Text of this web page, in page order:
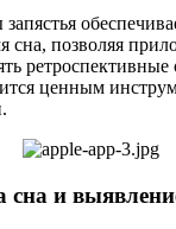
сна, позволяя
ценным
сна и